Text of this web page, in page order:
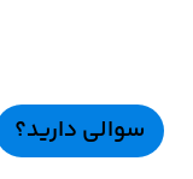
سوالی دارید؟